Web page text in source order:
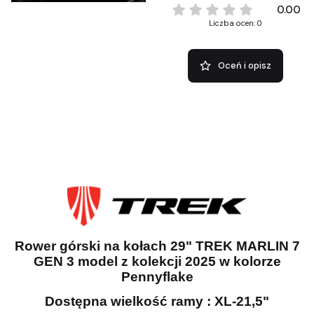
0.00
Liczba ocen: 0
Oceń i opisz
Rower górski na kołach 29" TREK MARLIN 7
GEN 3 model z kolekcji 2025 w kolorze
Pennyflake
Dostępna wielkość ramy : XL-21,5"